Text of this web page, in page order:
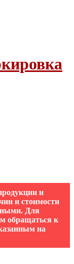
и
и стоимости
Для
обращаться к
на